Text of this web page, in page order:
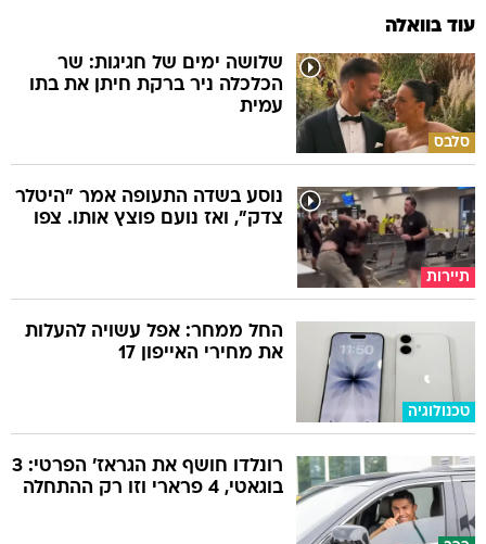
עוד בוואלה
סלבס
שלושה ימים של חגיגות: שר
הכלכלה ניר ברקת חיתן את בתו
עמית
תיירות
נוסע בשדה התעופה אמר "היטלר
צדק", ואז נועם פוצץ אותו. צפו
טכנולוגיה
החל ממחר: אפל עשויה להעלות
את מחירי האייפון 17
רונלדו חושף את הגראז' הפרטי: 3
בוגאטי, 4 פרארי וזו רק ההתחלה